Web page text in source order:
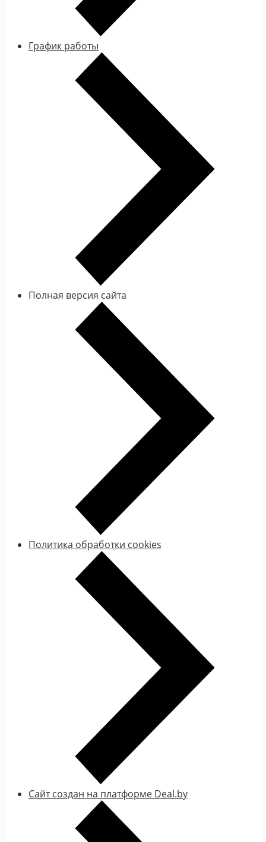
График работы
Полная версия сайта
Политика обработки cookies
Сайт создан на платформе Deal.by